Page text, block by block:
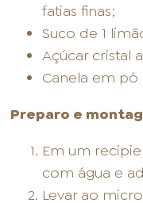
fatias finas;
Suco de 1
Açúcar cristal
Canela em pó
Preparo e
Em um
com água e
Levar ao